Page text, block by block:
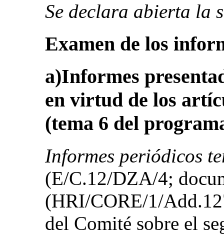
Se declara abierta la
Examen de los
a)Informes
en virtud de los
(tema 6 del
Informes periódicos
(E/C.12/DZA/4;
(HRI/CORE/1/
del Comité sobre el